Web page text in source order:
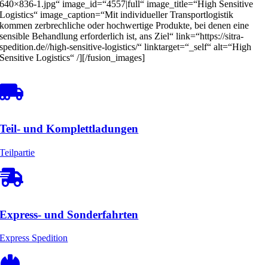
640×836-1.jpg“ image_id=“4557|full“ image_title=“High Sensitive
Logistics“ image_caption=“Mit individueller Transportlogistik
kommen zerbrechliche oder hochwertige Produkte, bei denen eine
sensible Behandlung erforderlich ist, ans Ziel“ link=“https://sitra-
spedition.de//high-sensitive-logistics/“ linktarget=“_self“ alt=“High
Sensitive Logistics“ /][/fusion_images]
Teil- und Komplettladungen
Teilpartie
Express- und Sonderfahrten
Express Spedition